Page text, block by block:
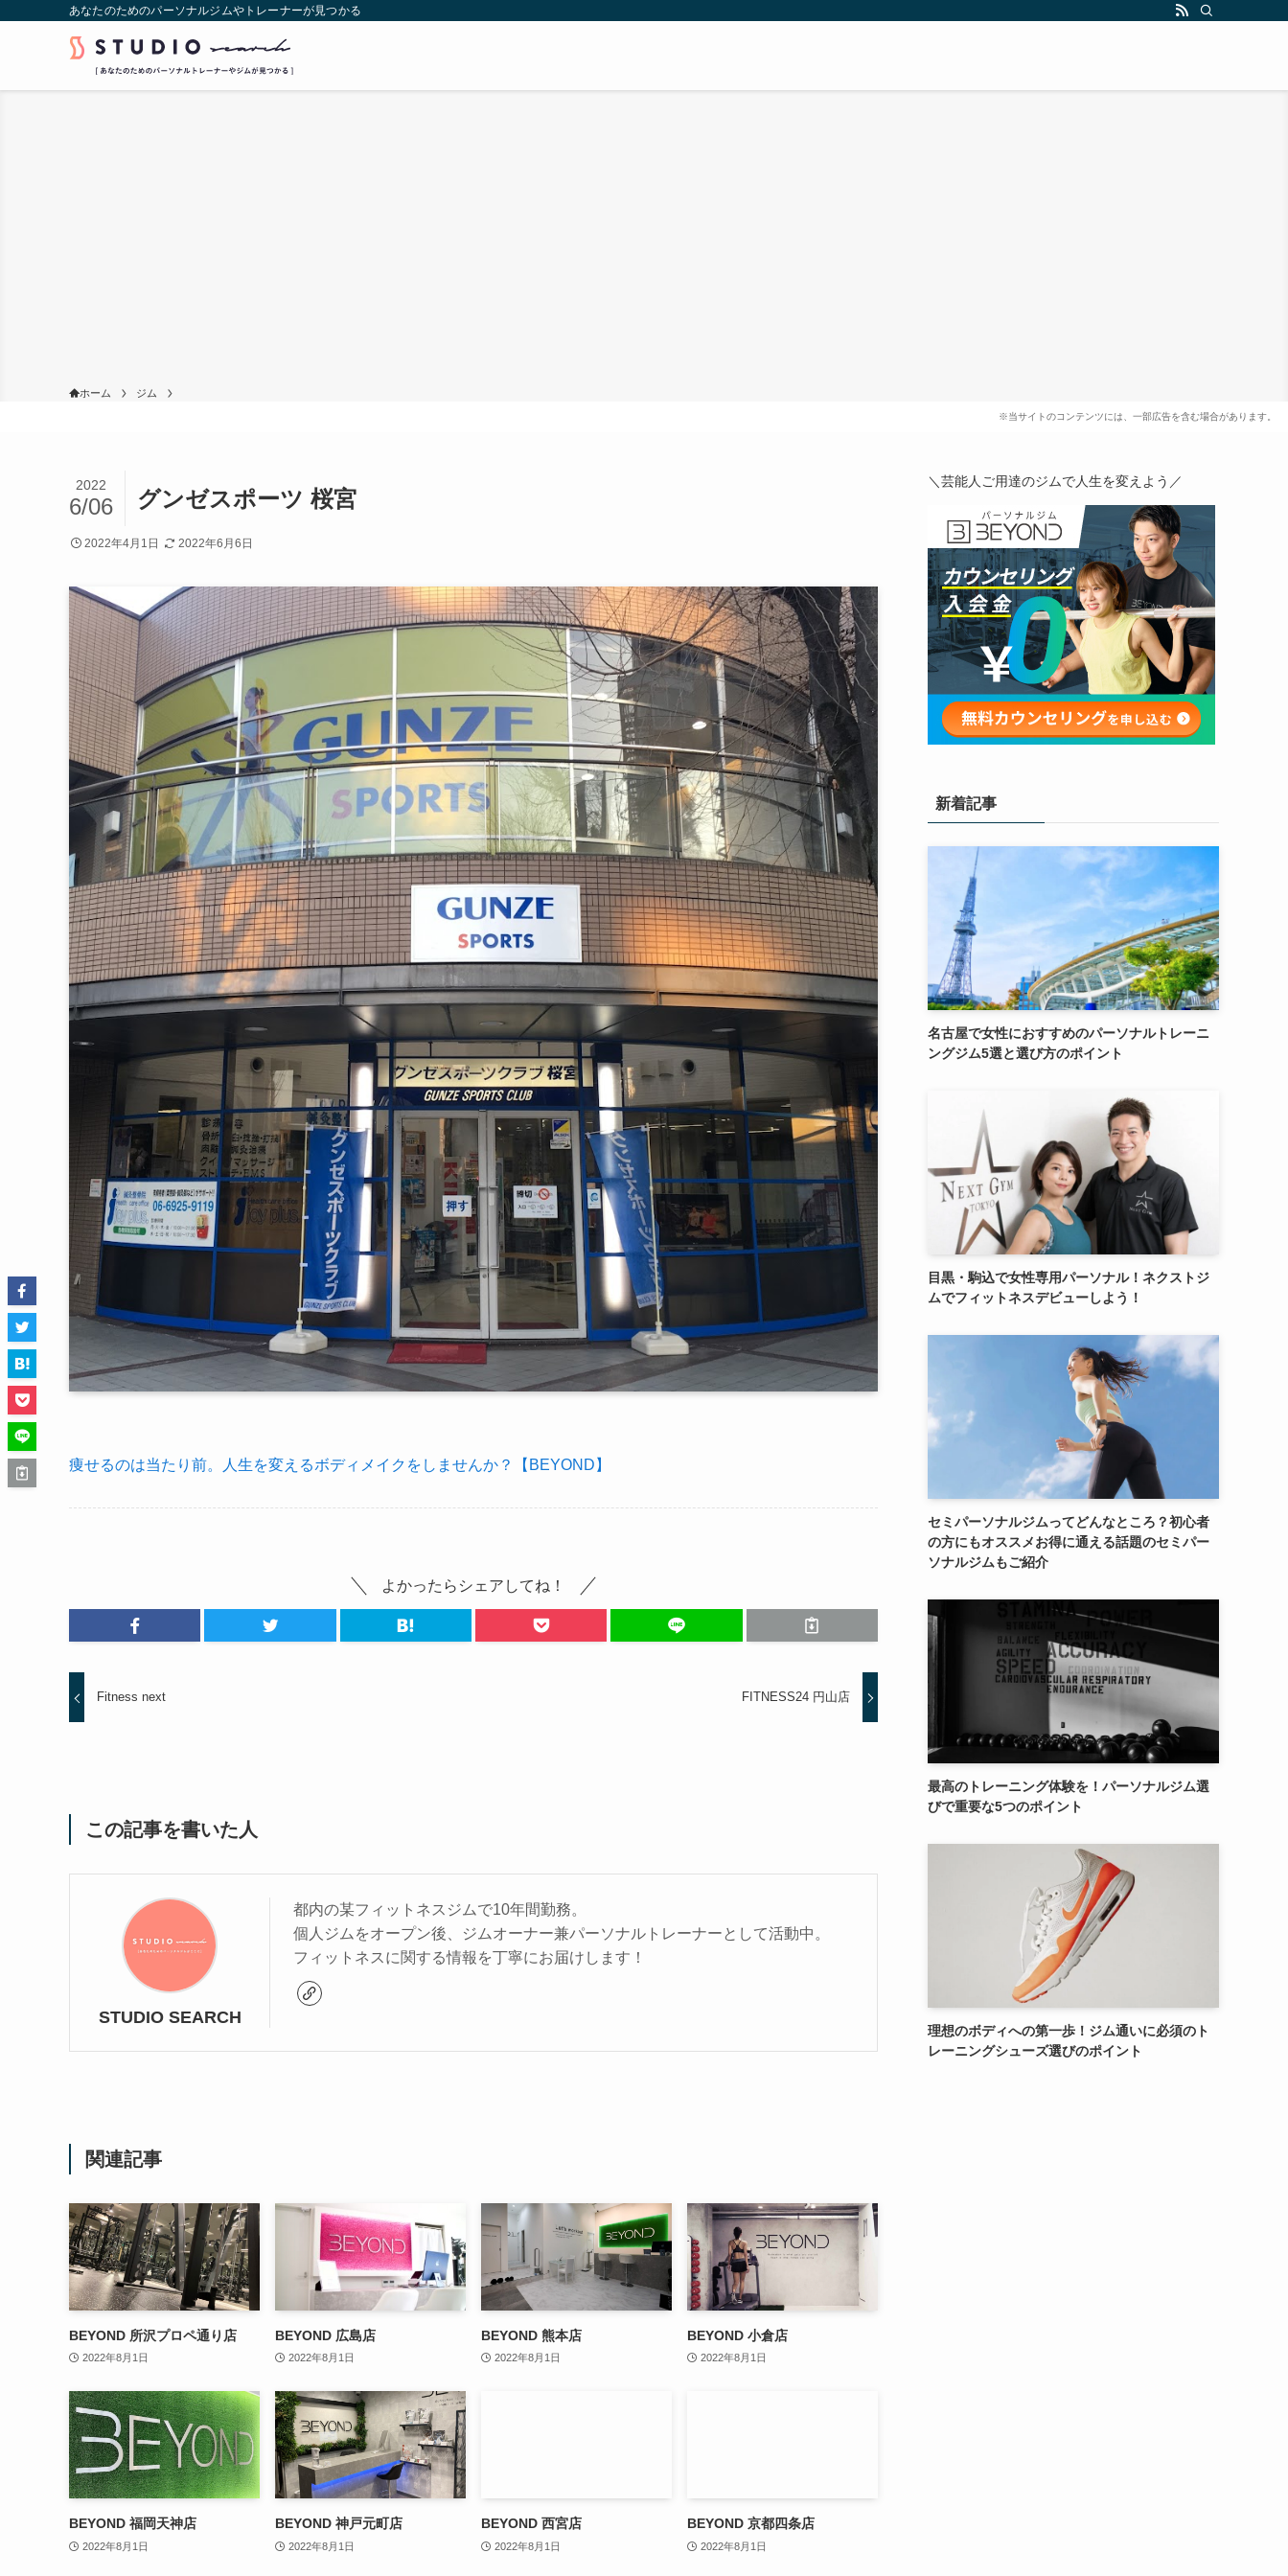
あなたのためのパーソナルジムやトレーナーが見つかる
ホーム ジム
グンゼスポーツ 桜宮
2022
6/06
2022年4月1日 2022年6月6日
痩せるのは当たり前。人生を変えるボディメイクをしませんか？【BEYOND】
よかったらシェアしてね！
Fitness next FITNESS24 円山店
この記事を書いた人
STUDIO SEARCH
都内の某フィットネスジムで10年間勤務。
個人ジムをオープン後、ジムオーナー兼パーソナルトレーナーとして活動中。
フィットネスに関する情報を丁寧にお届けします！
関連記事
BEYOND 所沢プロペ通り店
2022年8月1日
BEYOND 広島店
2022年8月1日
BEYOND 熊本店
2022年8月1日
BEYOND 小倉店
2022年8月1日
BEYOND 福岡天神店
2022年8月1日
BEYOND 神戸元町店
2022年8月1日
BEYOND 西宮店
2022年8月1日
BEYOND 京都四条店
2022年8月1日
＼芸能人ご用達のジムで人生を変えよう／
新着記事
名古屋で女性におすすめのパーソナルトレーニ
ングジム5選と選び方のポイント
目黒・駒込で女性専用パーソナル！ネクストジ
ムでフィットネスデビューしよう！
セミパーソナルジムってどんなところ？初心者
の方にもオススメお得に通える話題のセミパー
ソナルジムもご紹介
最高のトレーニング体験を！パーソナルジム選
びで重要な5つのポイント
理想のボディへの第一歩！ジム通いに必須のト
レーニングシューズ選びのポイント